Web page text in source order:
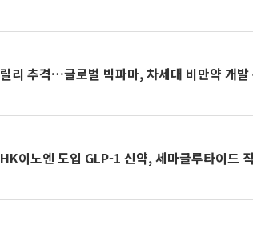
릴리 추격…글로벌 빅파마, 차세대 비만약 개
HK이노엔 도입 GLP-1 신약, 세마글루타이드